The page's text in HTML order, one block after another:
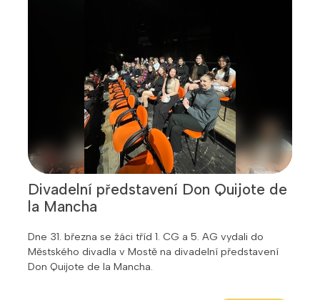
Divadelní představení Don Quijote de
la Mancha
Dne 31. března se žáci tříd 1. CG a 5. AG vydali do
Městského divadla v Mostě na divadelní představení
Don Quijote de la Mancha.